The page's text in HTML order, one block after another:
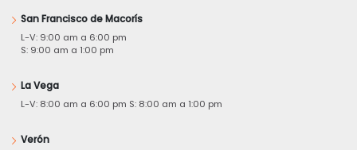
San Francisco de Macorís
L-V: 9:00 am a 6:00 pm
S: 9:00 am a 1:00 pm
La Vega
L-V: 8:00 am a 6:00 pm S: 8:00 am a 1:00 pm
Verón